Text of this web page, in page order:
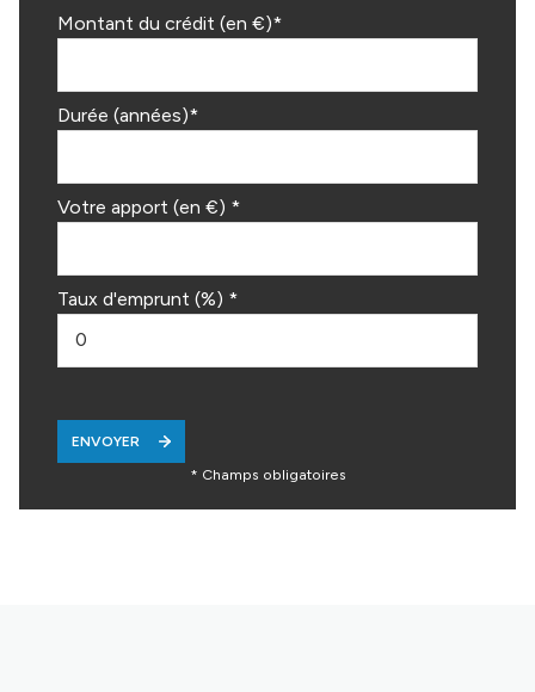
Montant du crédit (en €)*
Durée (années)*
Votre apport (en €) *
Taux d'emprunt (%) *
ENVOYER
* Champs obligatoires